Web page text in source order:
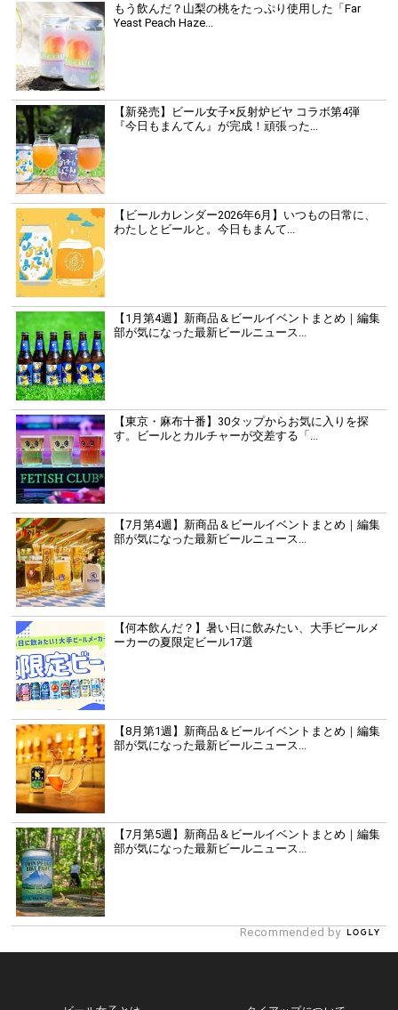
もう飲んだ？山梨の桃をたっぷり使用した「Far
Yeast Peach Haze...
【新発売】ビール女子×反射炉ビヤ コラボ第4弾
『今日もまんてん』が完成！頑張った...
【ビールカレンダー2026年6月】いつもの日常に、
わたしとビールと。今日もまんて...
【1月第4週】新商品＆ビールイベントまとめ｜編集
部が気になった最新ビールニュース...
【東京・麻布十番】30タップからお気に入りを探
す。ビールとカルチャーが交差する「...
【7月第4週】新商品＆ビールイベントまとめ｜編集
部が気になった最新ビールニュース...
【何本飲んだ？】暑い日に飲みたい、大手ビールメ
ーカーの夏限定ビール17選
【8月第1週】新商品＆ビールイベントまとめ｜編集
部が気になった最新ビールニュース...
【7月第5週】新商品＆ビールイベントまとめ｜編集
部が気になった最新ビールニュース...
Recommended by